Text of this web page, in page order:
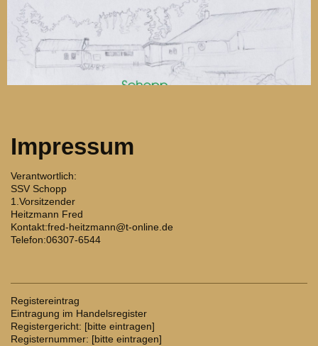
Impressum
Verantwortlich:
SSV Schopp
1.Vorsitzender
Heitzmann Fred
Kontakt:fred-heitzmann@t-online.de
Telefon:06307-6544
Registereintrag
Eintragung im Handelsregister
Registergericht: [bitte eintragen]
Registernummer: [bitte eintragen]